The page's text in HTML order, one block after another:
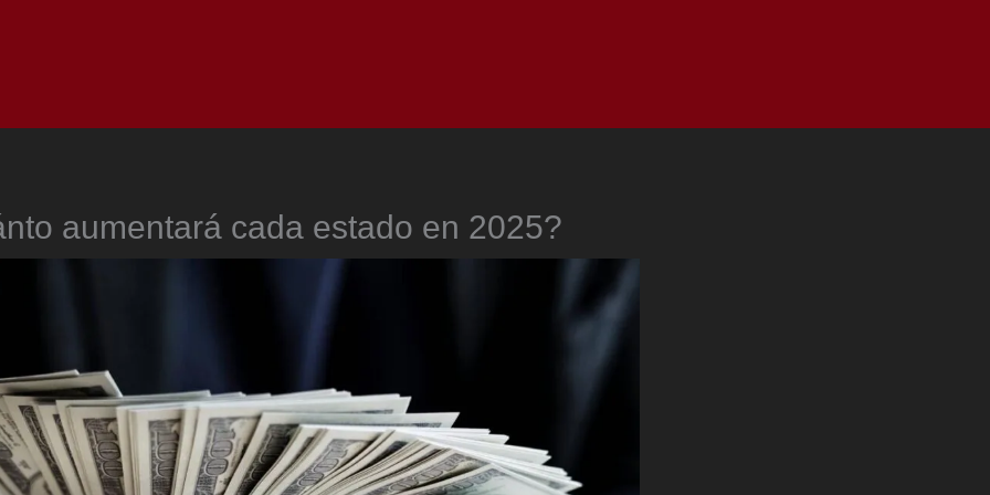
aumentará cada estado en 2025?